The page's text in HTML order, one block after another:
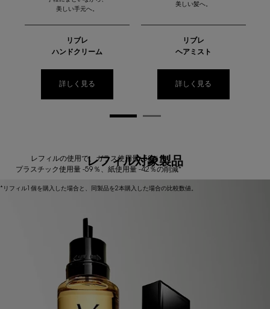
美しい手元へ。
リブレ
ハンドクリーム
詳しく見る
美しい髪へ。
リブレ
ヘアミスト
詳しく見る
レフィル対象製品
レフィルの使用で、ガラス使用量 -58％、
プラスチック使用量 -59％、紙使用量 -42％の削減*
*リフィル1個を購入した場合と、同製品を2本購入した場合の比較数値。